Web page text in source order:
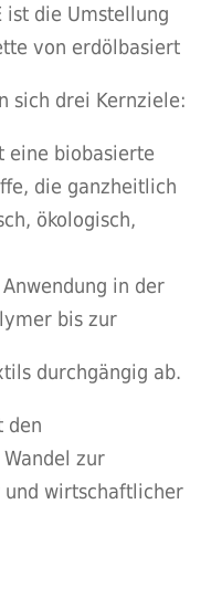
ist die Umstellung
von erdölbasiert
sich drei Kernziele:
eine biobasierte
die ganzheitlich
ökologisch,
Anwendung in der
bis zur
durchgängig ab.
den
zur
und wirtschaftlicher